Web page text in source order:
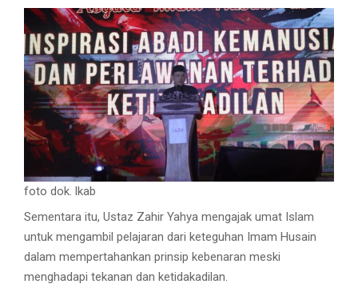
foto dok. lkab
Sementara itu, Ustaz Zahir Yahya mengajak umat Islam
untuk mengambil pelajaran dari keteguhan Imam Husain
dalam mempertahankan prinsip kebenaran meski
menghadapi tekanan dan ketidakadilan.